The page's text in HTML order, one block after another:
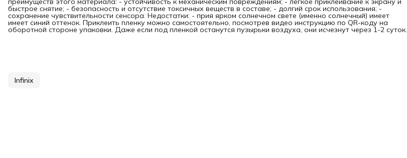
быстрое снятие; - безопасность и отсутствие токсичных веществ в составе; - долгий срок использования; -
сохранение чувствительности сенсора. Недостатки: - прия ярком солнечном свете (именно солнечный) имеет
имеет синий оттенок. Приклеить пленку можно самостоятельно, посмотрев видео инструкцию по QR-коду на
оборотной стороне упаковки. Даже если под пленкой останутся пузырьки воздуха, они исчезнут через 1-2 суток.
Infinix